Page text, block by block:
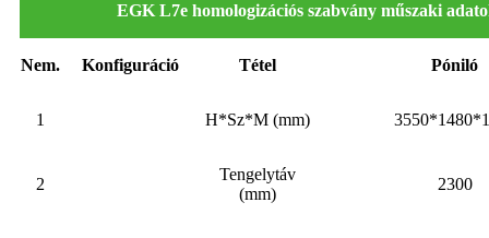
EGK L7e homologizációs szabvány műszaki
Nem. Konfiguráció Tétel Póniló
1 H*Sz*M (mm)
2
Tengelytáv
(mm)
2300